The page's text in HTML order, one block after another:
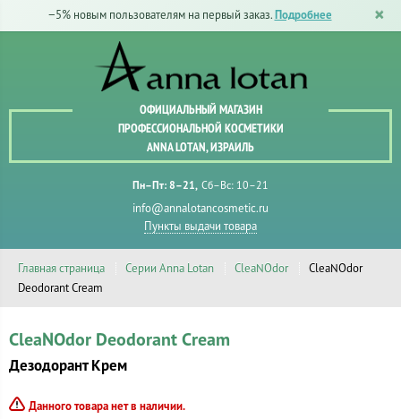
−5% новым пользователям на первый заказ. Подробнее
ОФИЦИАЛЬНЫЙ МАГАЗИН
ПРОФЕССИОНАЛЬНОЙ КОСМЕТИКИ
ANNA LOTAN, ИЗРАИЛЬ
Пн–Пт: 8–21 Сб–Вс: 10–21
info@annalotancosmetic.ru
Пункты выдачи товара
Главная страница Серии Anna Lotan CleaNOdor
CleaNOdor
Deodorant Cream
CleaNOdor Deodorant Cream
Дезодорант Крем
Данного товара нет в наличии.